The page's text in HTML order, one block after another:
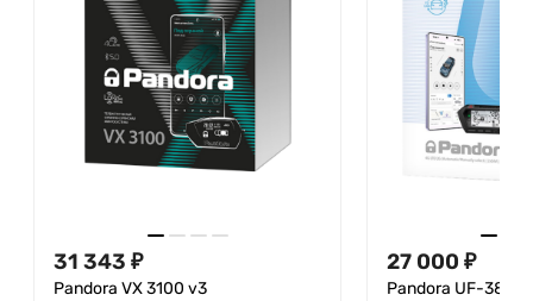
31 343 ₽
Pandora VX 3100 v3
27 000 ₽
Pandora UF-3830